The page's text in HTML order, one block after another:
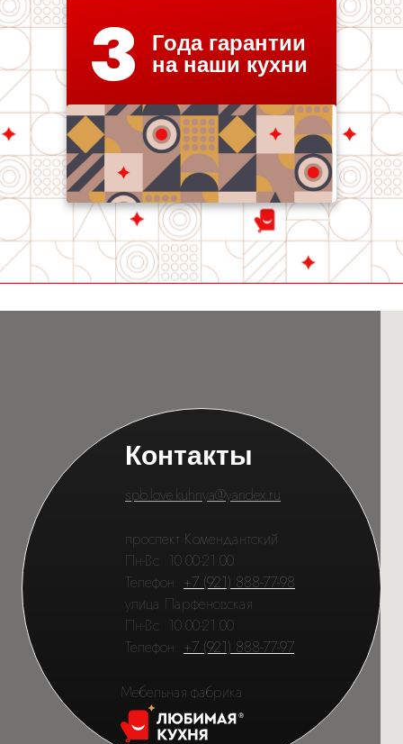
Любимая кухня на карте Санкт‑Петербурга — Яндекс Карты
Года гарантии
на наши кухни
3
Контакты
spb.love.kuhnya@yandex.ru
проспект Комендантский
Пн-Вс: 10.00-21.00
Телефон: +7 (921) 888-77-98
улица Парфёновская
Пн-Вс: 10.00-21.00
Телефон: +7 (921) 888-77-97
Мебельная фабрика